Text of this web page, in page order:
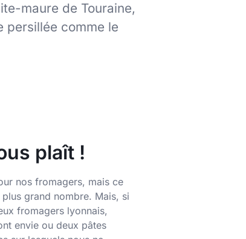
maure de Touraine,
persillée comme le
plaît !
nos fromagers, mais ce
grand nombre. Mais, si
fromagers lyonnais,
envie ou deux pâtes